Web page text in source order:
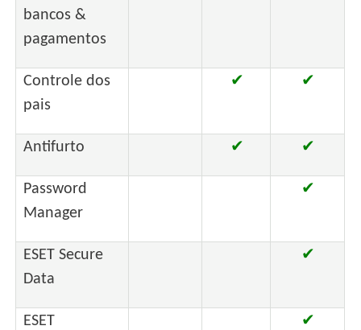
bancos &
pagamentos
Controle dos
pais
✔ ✔
Antifurto ✔ ✔
Password
Manager
✔
ESET Secure
Data
✔
ESET
✔